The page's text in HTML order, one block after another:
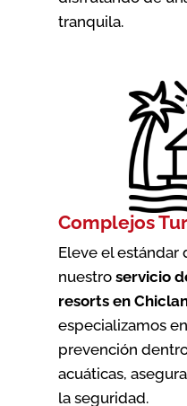
tranquila.
Complejos
Eleve el estándar
nuestro servicio
resorts en
especializamos
prevención
acuáticas,
la seguridad.